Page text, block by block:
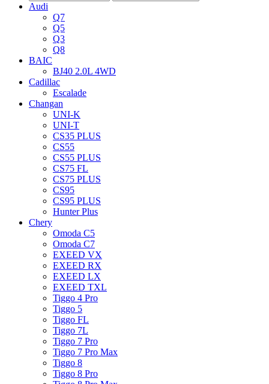
Audi
Q7
Q5
Q3
Q8
BAIC
BJ40 2.0L 4WD
Cadillac
Escalade
Changan
UNI-K
UNI-T
CS35 PLUS
CS55
CS55 PLUS
CS75 FL
CS75 PLUS
CS95
CS95 PLUS
Hunter Plus
Chery
Omoda C5
Omoda C7
EXEED VX
EXEED RX
EXEED LX
EXEED TXL
Tiggo 4 Pro
Tiggo 5
Tiggo FL
Tiggo 7L
Tiggo 7 Pro
Tiggo 7 Pro Max
Tiggo 8
Tiggo 8 Pro